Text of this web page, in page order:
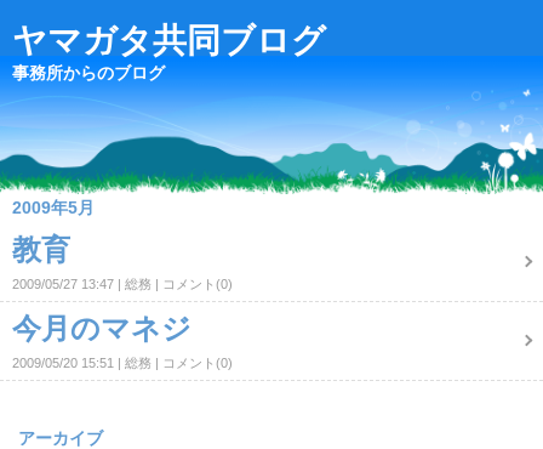
ヤマガタ共同ブログ
事務所からのブログ
2009年5月
教育
2009/05/27 13:47 総務 コメント(0)
今月のマネジ
2009/05/20 15:51 総務 コメント(0)
アーカイブ